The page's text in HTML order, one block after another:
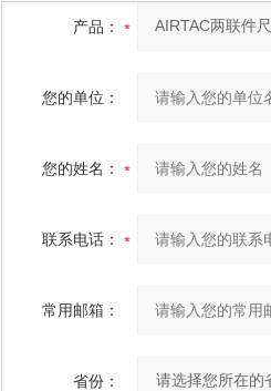
产品：
您的单位：
您的姓名：
联系电话：
常用邮箱：
省份：